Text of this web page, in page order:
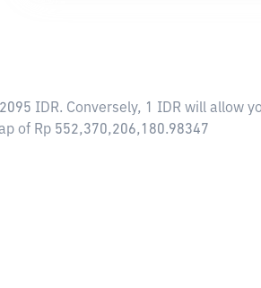
IDR. Conversely, 1 IDR will allow
of Rp 552,370,206,180.98347